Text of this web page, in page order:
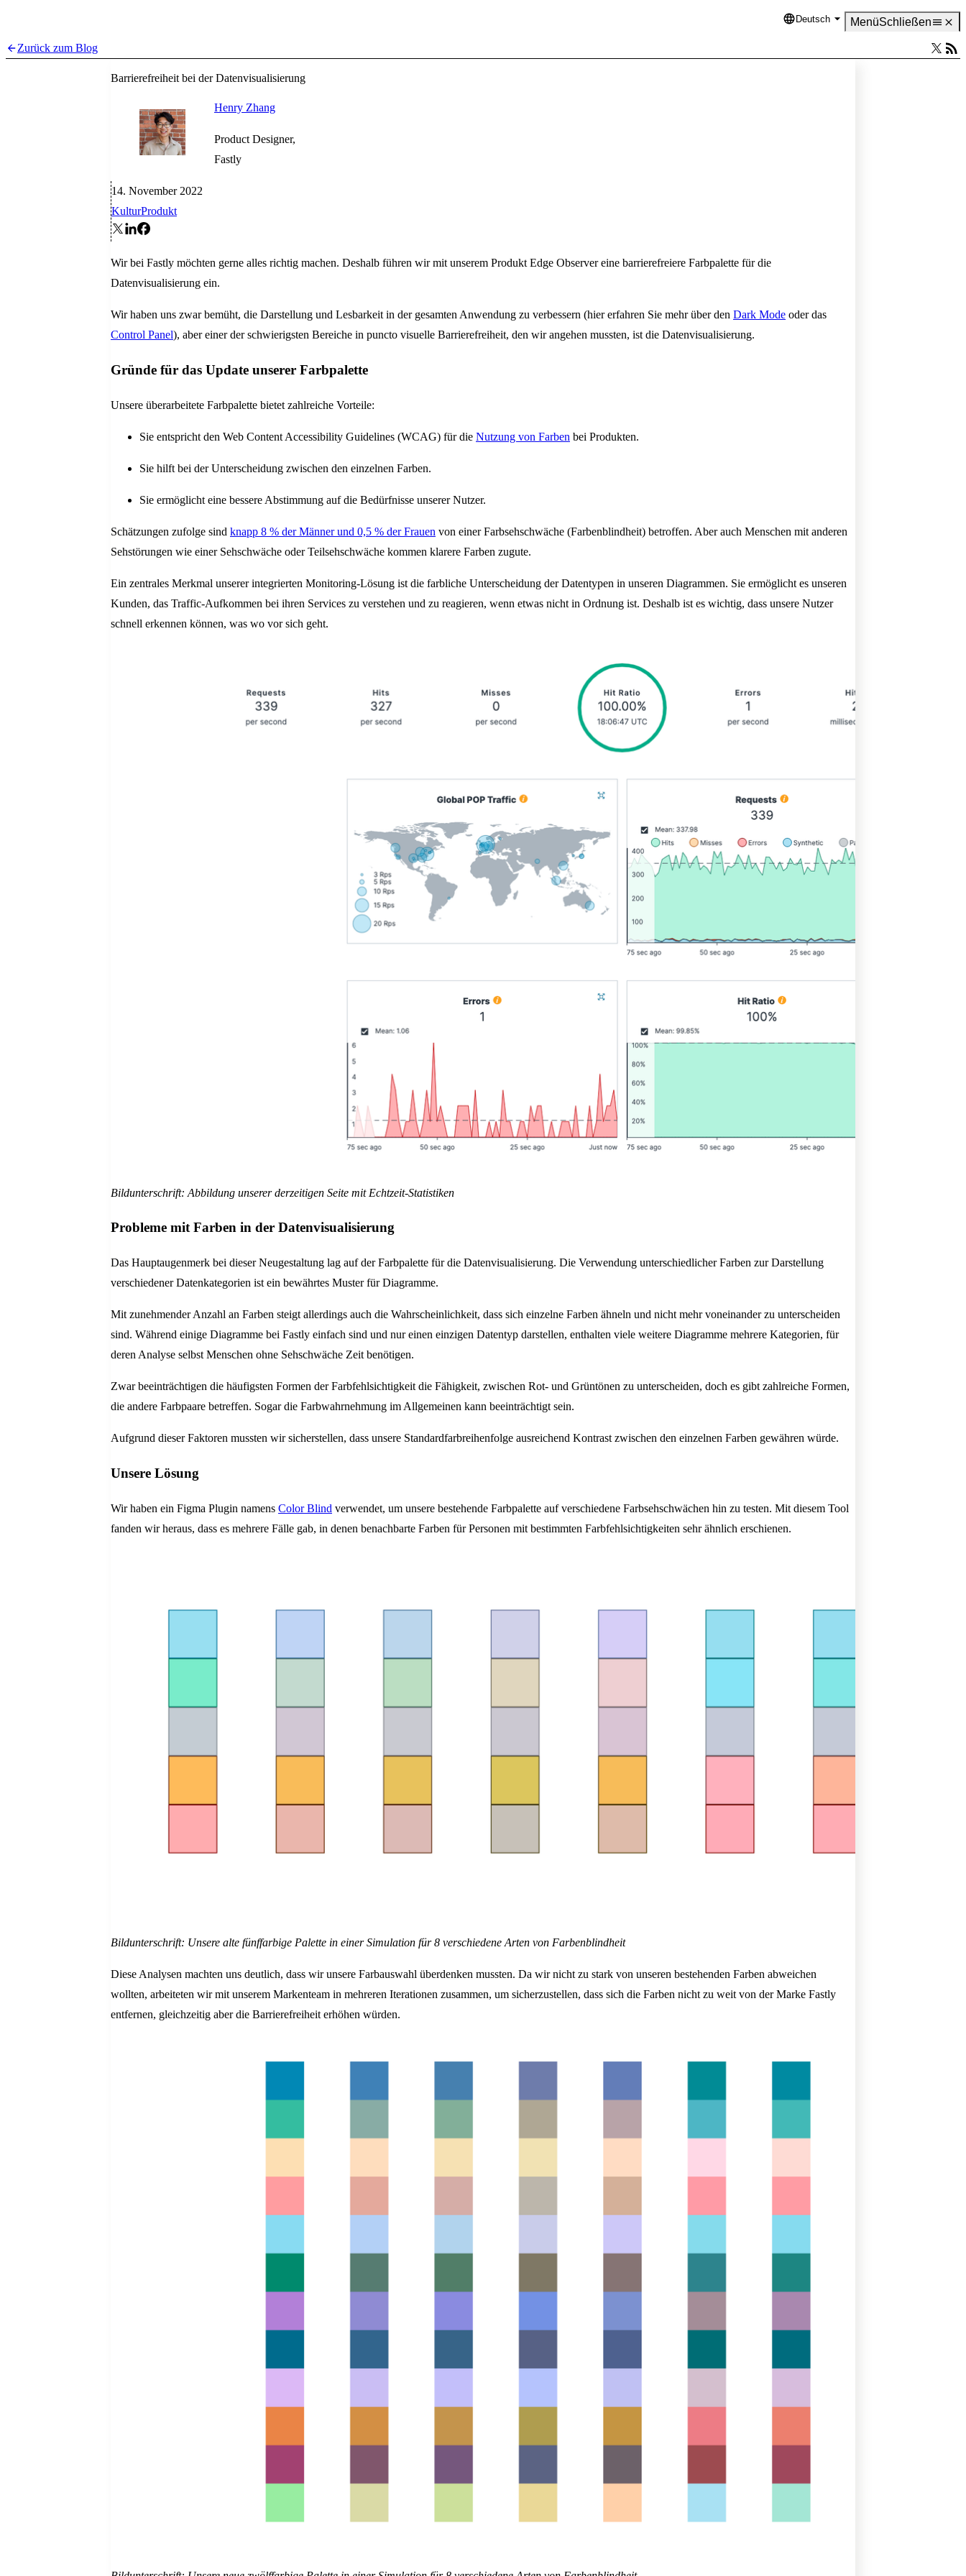
Language
Deutsch MenüSchließen
Zurück zum Blog
Barrierefreiheit bei der Datenvisualisierung
Henry Zhang
Product Designer,
Fastly
14. November 2022
KulturProdukt
Wir bei Fastly möchten gerne alles richtig machen. Deshalb führen wir mit unserem Produkt Edge Observer eine barrierefreiere Farbpalette für die
Datenvisualisierung ein.
Wir haben uns zwar bemüht, die Darstellung und Lesbarkeit in der gesamten Anwendung zu verbessern (hier erfahren Sie mehr über den Dark Mode oder das
Control Panel), aber einer der schwierigsten Bereiche in puncto visuelle Barrierefreiheit, den wir angehen mussten, ist die Datenvisualisierung.
Gründe für das Update unserer Farbpalette
Unsere überarbeitete Farbpalette bietet zahlreiche Vorteile:
Sie entspricht den Web Content Accessibility Guidelines (WCAG) für die Nutzung von Farben bei Produkten.
Sie hilft bei der Unterscheidung zwischen den einzelnen Farben.
Sie ermöglicht eine bessere Abstimmung auf die Bedürfnisse unserer Nutzer.
Schätzungen zufolge sind knapp 8 % der Männer und 0,5 % der Frauen von einer Farbsehschwäche (Farbenblindheit) betroffen. Aber auch Menschen mit anderen
Sehstörungen wie einer Sehschwäche oder Teilsehschwäche kommen klarere Farben zugute.
Ein zentrales Merkmal unserer integrierten Monitoring-Lösung ist die farbliche Unterscheidung der Datentypen in unseren Diagrammen. Sie ermöglicht es unseren
Kunden, das Traffic-Aufkommen bei ihren Services zu verstehen und zu reagieren, wenn etwas nicht in Ordnung ist. Deshalb ist es wichtig, dass unsere Nutzer
schnell erkennen können, was wo vor sich geht.
Bildunterschrift: Abbildung unserer derzeitigen Seite mit Echtzeit-Statistiken
Probleme mit Farben in der Datenvisualisierung
Das Hauptaugenmerk bei dieser Neugestaltung lag auf der Farbpalette für die Datenvisualisierung. Die Verwendung unterschiedlicher Farben zur Darstellung
verschiedener Datenkategorien ist ein bewährtes Muster für Diagramme.
Mit zunehmender Anzahl an Farben steigt allerdings auch die Wahrscheinlichkeit, dass sich einzelne Farben ähneln und nicht mehr voneinander zu unterscheiden
sind. Während einige Diagramme bei Fastly einfach sind und nur einen einzigen Datentyp darstellen, enthalten viele weitere Diagramme mehrere Kategorien, für
deren Analyse selbst Menschen ohne Sehschwäche Zeit benötigen.
Zwar beeinträchtigen die häufigsten Formen der Farbfehlsichtigkeit die Fähigkeit, zwischen Rot- und Grüntönen zu unterscheiden, doch es gibt zahlreiche Formen,
die andere Farbpaare betreffen. Sogar die Farbwahrnehmung im Allgemeinen kann beeinträchtigt sein.
Aufgrund dieser Faktoren mussten wir sicherstellen, dass unsere Standardfarbreihenfolge ausreichend Kontrast zwischen den einzelnen Farben gewähren würde.
Unsere Lösung
Wir haben ein Figma Plugin namens Color Blind verwendet, um unsere bestehende Farbpalette auf verschiedene Farbsehschwächen hin zu testen. Mit diesem Tool
fanden wir heraus, dass es mehrere Fälle gab, in denen benachbarte Farben für Personen mit bestimmten Farbfehlsichtigkeiten sehr ähnlich erschienen.
Bildunterschrift: Unsere alte fünffarbige Palette in einer Simulation für 8 verschiedene Arten von Farbenblindheit
Diese Analysen machten uns deutlich, dass wir unsere Farbauswahl überdenken mussten. Da wir nicht zu stark von unseren bestehenden Farben abweichen
wollten, arbeiteten wir mit unserem Markenteam in mehreren Iterationen zusammen, um sicherzustellen, dass sich die Farben nicht zu weit von der Marke Fastly
entfernen, gleichzeitig aber die Barrierefreiheit erhöhen würden.